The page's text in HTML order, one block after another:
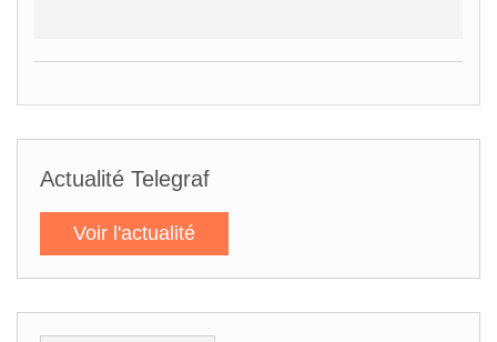
Actualité Telegraf
Voir l'actualité